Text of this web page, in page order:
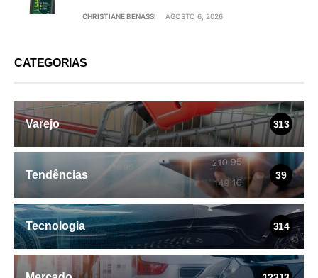
CHRISTIANE BENASSI AGOSTO 6, 2026
CATEGORIAS
Varejo 313
Tendências 39
Tecnologia 314